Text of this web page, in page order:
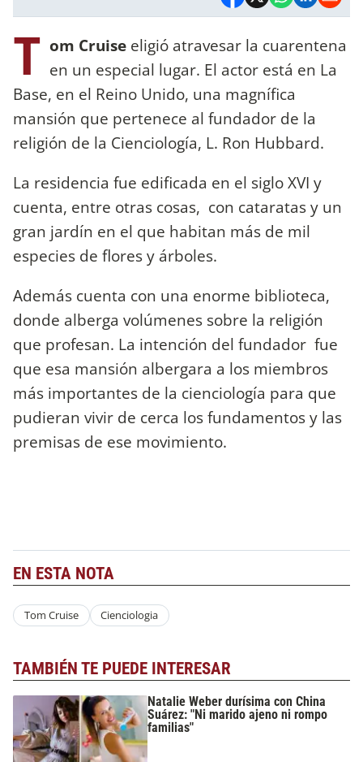
T om Cruise eligió atravesar la cuarentena
en un especial lugar. El actor está en La
Base, en el Reino Unido, una magnífica
mansión que pertenece al fundador de la
religión de la Cienciología, L. Ron Hubbard.
La residencia fue edificada en el siglo XVI y
cuenta, entre otras cosas, con cataratas y un
gran jardín en el que habitan más de mil
especies de flores y árboles.
Además cuenta con una enorme biblioteca,
donde alberga volúmenes sobre la religión
que profesan. La intención del fundador fue
que esa mansión albergara a los miembros
más importantes de la cienciología para que
pudieran vivir de cerca los fundamentos y las
premisas de ese movimiento.
EN ESTA NOTA
Tom Cruise Cienciologia
TAMBIÉN TE PUEDE INTERESAR
Natalie Weber durísima con China
Suárez: "Ni marido ajeno ni rompo
familias"